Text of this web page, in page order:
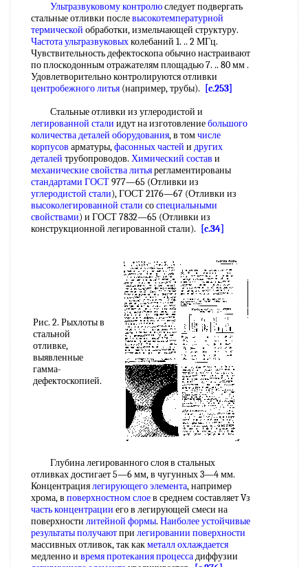
Ультразвуковому контролюследует подвергать
стальные отливки послевысокотемпературной
термической обработки, измельчающей структуру.
Частота ультразвуковыхколебаний 1. .. 2 МГц.
Чувствительность дефектоскопа обычно настраивают
по плоскодонным отражателям площадью 7. .. 80 мм .
Удовлетворительно контролируются отливки
центробежного литья (например, трубы).
[c.253]
Стальные отливки из углеродистой и
легированной стали идут на изготовлениебольшого
количествадеталей оборудования, в томчисле
корпусов арматуры,фасонных частей и других
деталей трубопроводов. Химический состав и
механические свойства литьярегламентированы
стандартами ГОСТ977—65 (Отливки из
углеродистой стали), ГОСТ 2176—67 (Отливки из
высоколегированной стали соспециальными
свойствами) и ГОСТ 7832—65 (Отливки из
конструкционной легированной стали).
[c.34]
Рис. 2. Рыхлоты в
стальной
отливке,
выявленные
гамма-
дефектоскопией.
Глубина легированного слоя в стальных
отливках достигает 5—6 мм, в чугунных 3—4 мм.
Концентрациялегирующего элемента, например
хрома, в поверхностном слоев среднем составляет Vз
часть концентрации его в легирующей смеси на
поверхности литейной формы. Наиболее устойчивые
результаты получаютпри легировании поверхности
массивных отливок, так какметалл охлаждается
медленно и время протекания процессадиффузии